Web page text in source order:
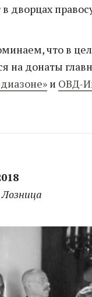
в дворцах
что в
на донаты
и ОВД-